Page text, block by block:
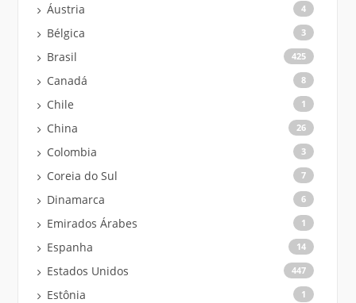
Áustria 4
Bélgica 3
Brasil 425
Canadá 8
Chile 1
China 26
Colombia 3
Coreia do Sul 7
Dinamarca 6
Emirados Árabes 1
Espanha 14
Estados Unidos 447
Estônia 1